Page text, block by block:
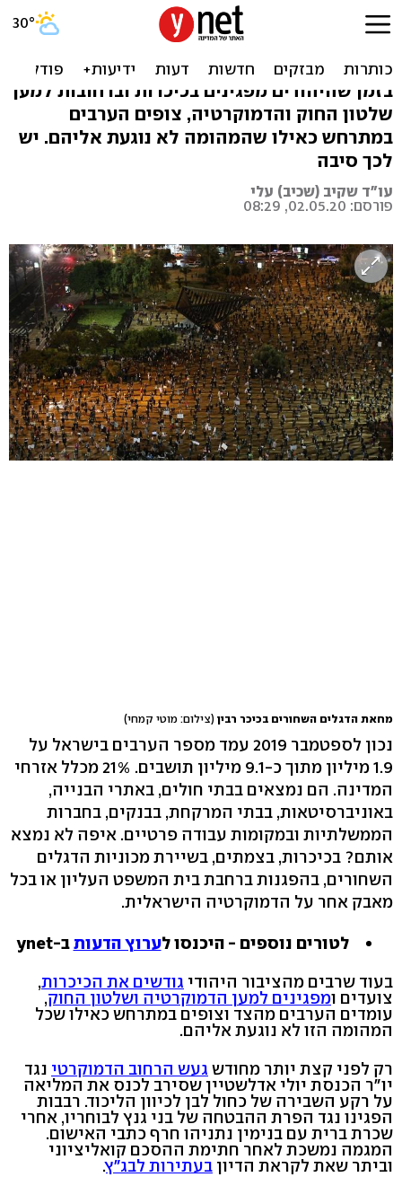
אין ערבים בין הדגלים
בזמן שהיהודים מפגינים בכיכרות וברחובות למען
שלטון החוק והדמוקרטיה, צופים הערבים
במתרחש כאילו שהמהומה לא נוגעת אליהם. יש
לכך סיבה
עו"ד שקיב (שכיב) עלי
פורסם: 02.05.20, 08:29
מחאת הדגלים השחורים בכיכר רבין (צילום: מוטי קמחי)
נכון לספטמבר 2019 עמד מספר הערבים בישראל על
1.9 מיליון מתוך כ-9.1 מיליון תושבים. 21% מכלל אזרחי
המדינה. הם נמצאים בבתי חולים, באתרי הבנייה,
באוניברסיטאות, בבתי המרקחת, בבנקים, בחברות
הממשלתיות ובמקומות עבודה פרטיים. איפה לא נמצא
אותם? בכיכרות, בצמתים, בשיירת מכוניות הדגלים
השחורים, בהפגנות ברחבת בית המשפט העליון או בכל
מאבק אחר על הדמוקרטיה הישראלית.
לטורים נוספים - היכנסו לערוץ הדעותב-ynet
בעוד שרבים מהציבור היהודי גודשים את הכיכרות,
צועדים ומפגינים למען הדמוקרטיה ושלטון החוק,
עומדים הערבים מהצד וצופים במתרחש כאילו שכל
המהומה הזו לא נוגעת אליהם.
רק לפני קצת יותר מחודש געש הרחוב הדמוקרטי נגד
יו"ר הכנסת יולי אדלשטיין שסירב לכנס את המליאה
על רקע השבירה של כחול לבן לכיוון הליכוד. רבבות
הפגינו נגד הפרת ההבטחה של בני גנץ לבוחריו, אחרי
שכרת ברית עם בנימין נתניהו חרף כתבי האישום.
המגמה נמשכת לאחר חתימת ההסכם קואליציוני
וביתר שאת לקראת הדיון בעתירות לבג"ץ.